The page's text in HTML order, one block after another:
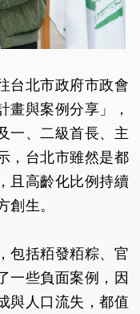
台北市政府市政會
畫與案例分享」，
一、二級首長、主
，台北市雖然是都
且高齡化比例持續
創生。
包括粨發粨粽、官
一些負面案例，因
與人口流失，都值